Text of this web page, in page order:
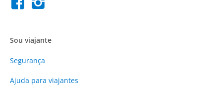
Sou viajante
Segurança
Ajuda para viajantes